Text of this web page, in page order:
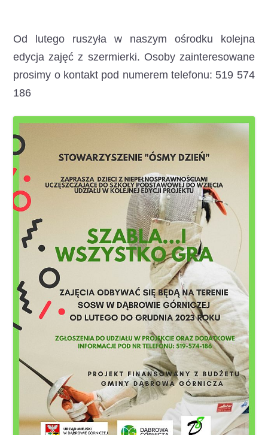
Od lutego ruszyła w naszym ośrodku kolejna
edycja zajęć z szermierki. Osoby zainteresowane
prosimy o kontakt pod numerem telefonu: 519 574
186